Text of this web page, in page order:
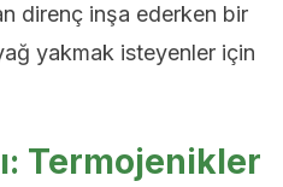
direnç inşa ederken bir
yakmak isteyenler için
Termojenikler